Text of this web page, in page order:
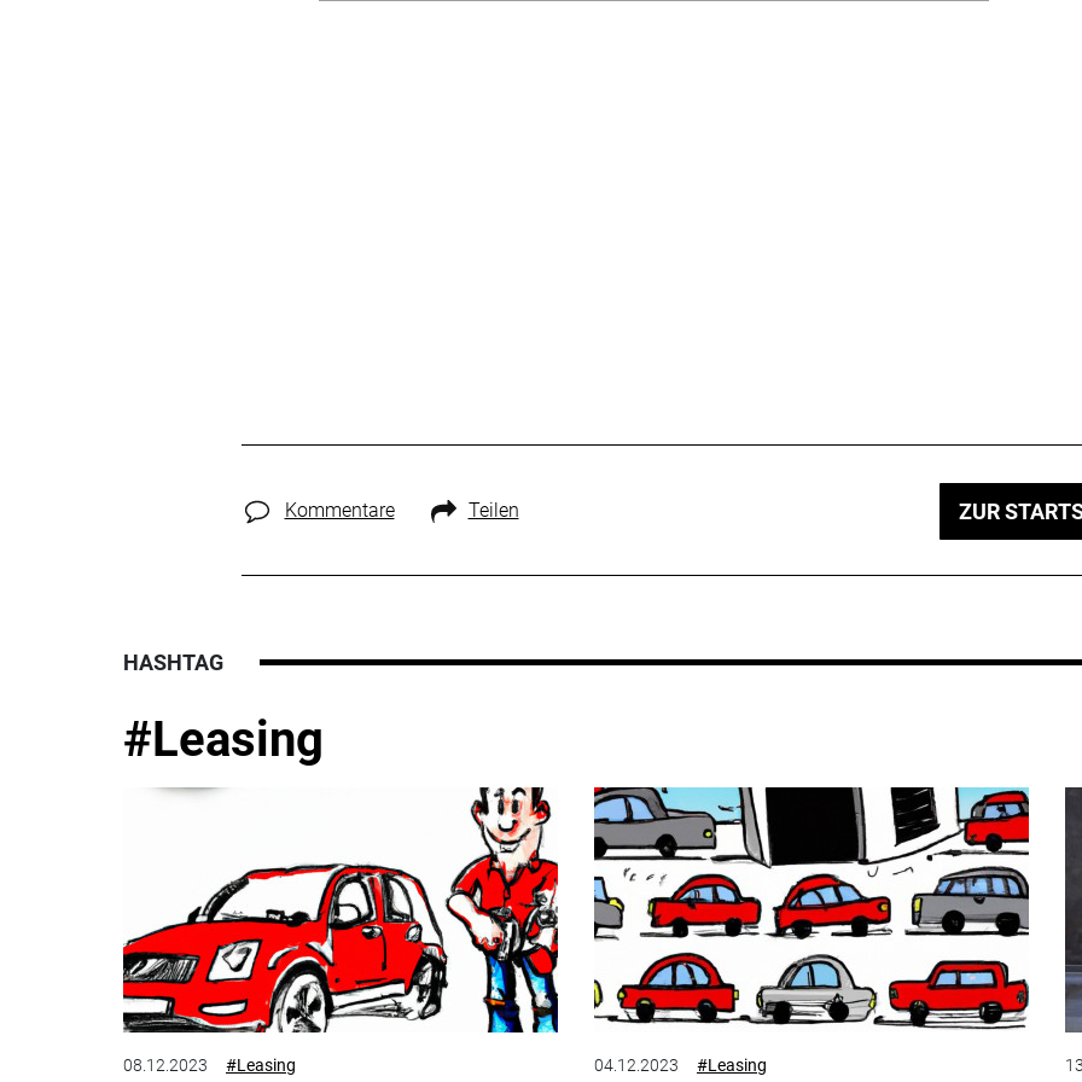
Kommentare Teilen ZUR
HASHTAG
#Leasing
08.12.2023 #Leasing 04.12.2023 #Leasing